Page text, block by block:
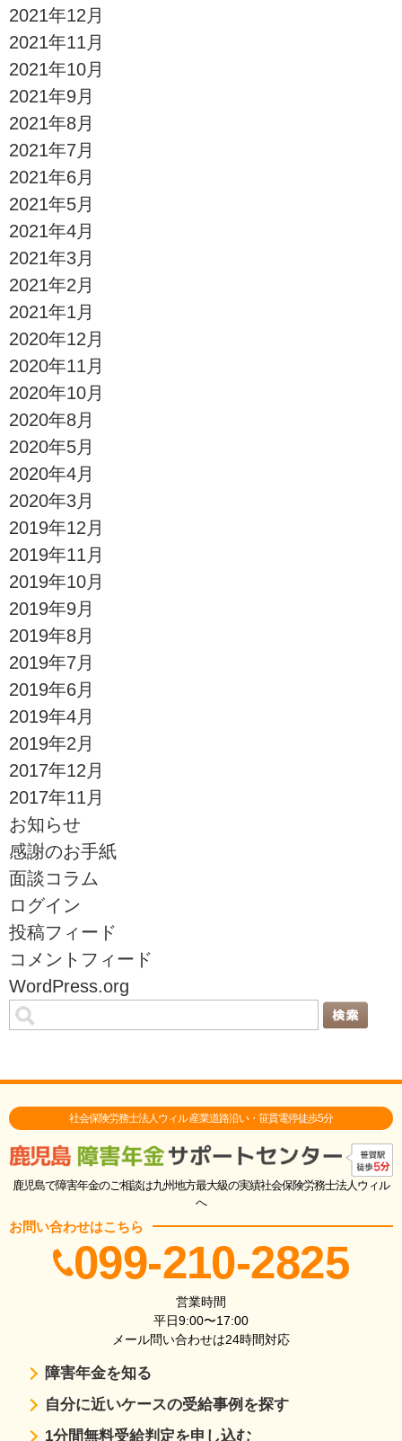
2021年12月
2021年11月
2021年10月
2021年9月
2021年8月
2021年7月
2021年6月
2021年5月
2021年4月
2021年3月
2021年2月
2021年1月
2020年12月
2020年11月
2020年10月
2020年8月
2020年5月
2020年4月
2020年3月
2019年12月
2019年11月
2019年10月
2019年9月
2019年8月
2019年7月
2019年6月
2019年4月
2019年2月
2017年12月
2017年11月
お知らせ
感謝のお手紙
面談コラム
ログイン
投稿フィード
コメントフィード
WordPress.org
社会保険労務士法人ウィル 産業道路沿い・笹貫電停徒歩5分
鹿児島で障害年金のご相談は九州地方最大級の実績社会保険労務士法人ウィル
へ
お問い合わせはこちら
099-210-2825
営業時間
平日9:00〜17:00
メール問い合わせは24時間対応
障害年金を知る
自分に近いケースの受給事例を探す
1分間無料受給判定を申し込む